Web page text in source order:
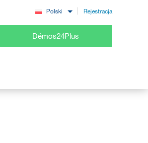
Polski Rejestracja
Démos24Plus